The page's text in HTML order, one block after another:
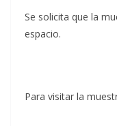
Se solicita que la
espacio.
Para visitar la